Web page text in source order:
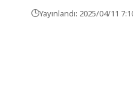
Yayınlandı: 2025/04/11